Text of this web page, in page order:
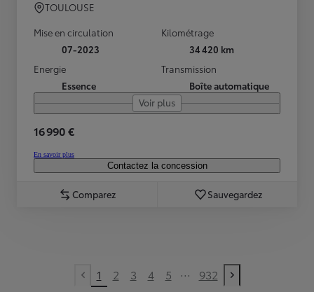
TOULOUSE
Mise en circulation
07-2023
Kilométrage
34 420 km
Energie
Essence
Transmission
Boîte automatique
Voir plus
16 990 €
En savoir plus
Contactez la concession
Comparez Sauvegardez
Previous page
1 2 3 4 5 ... 932
Next page